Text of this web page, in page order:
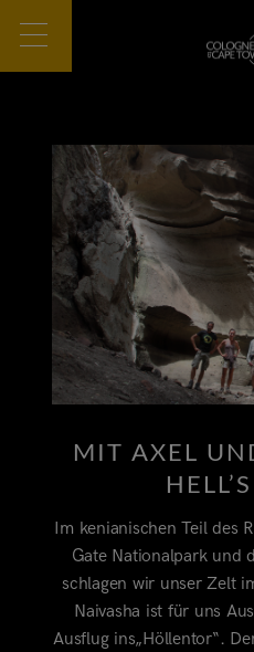
MIT AXEL
Im kenianischen Teil des
Gate Nationalpark und
schlagen wir unser Zelt
Naivasha ist für uns
Ausflug ins„Höllentor“.